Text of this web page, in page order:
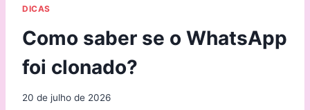
DICAS
Como saber se o WhatsApp
foi clonado?
20 de julho de 2026